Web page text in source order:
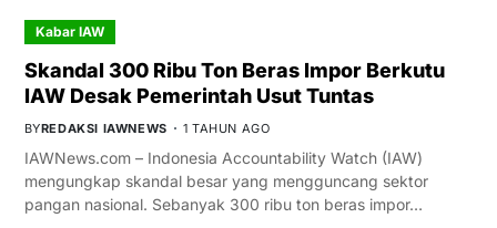
Kabar IAW
Skandal 300 Ribu Ton Beras Impor Berkutu
IAW Desak Pemerintah Usut Tuntas
BYREDAKSI IAWNEWS 1 TAHUN AGO
IAWNews.com – Indonesia Accountability Watch (IAW)
mengungkap skandal besar yang mengguncang sektor
pangan nasional. Sebanyak 300 ribu ton beras impor…